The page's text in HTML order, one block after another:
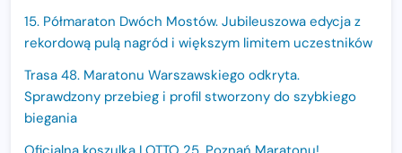
15. Półmaraton Dwóch Mostów. Jubileuszowa edycja z
rekordową pulą nagród i większym limitem uczestników
Trasa 48. Maratonu Warszawskiego odkryta.
Sprawdzony przebieg i profil stworzony do szybkiego
biegania